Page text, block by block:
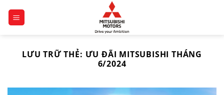
qua
LƯU TRỮ THẺ: ƯU ĐÃI MITSUBISHI THÁNG
6/2024